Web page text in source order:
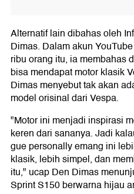
Alternatif lain dibahas oleh
Dimas. Dalam akun
ribu orang itu, ia membahas
bisa mendapat motor klasik
Dimas menyebut tak akan
model orisinal dari Vespa.
"Motor ini menjadi inspirasi
keren dari sananya. Jadi
gue personally emang ini
klasik, lebih simpel, dan
itu," ucap Den Dimas
Sprint S150 berwarna hijau